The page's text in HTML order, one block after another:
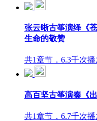
张云晰古筝演绎《
生命的敬赞
共1章节，6.3千次
高百坚古筝演奏《出
共1章节，6.7千次